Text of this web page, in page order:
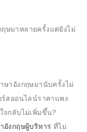
ษมาหลายครั้งแต่ยังไม่
ษาอังกฤษมานับครั้งไม่
สออนไลน์ราคาแพง
จกลับไม่เพิ่มขึ้น?
อังกฤษผู้บริหาร ที่ไม่